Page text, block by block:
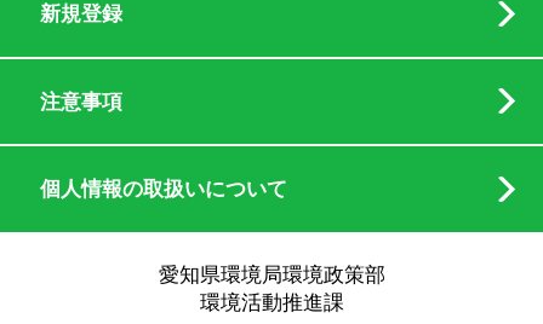
新規登録
注意事項
個人情報の取扱いについて
愛知県環境局環境政策部
環境活動推進課